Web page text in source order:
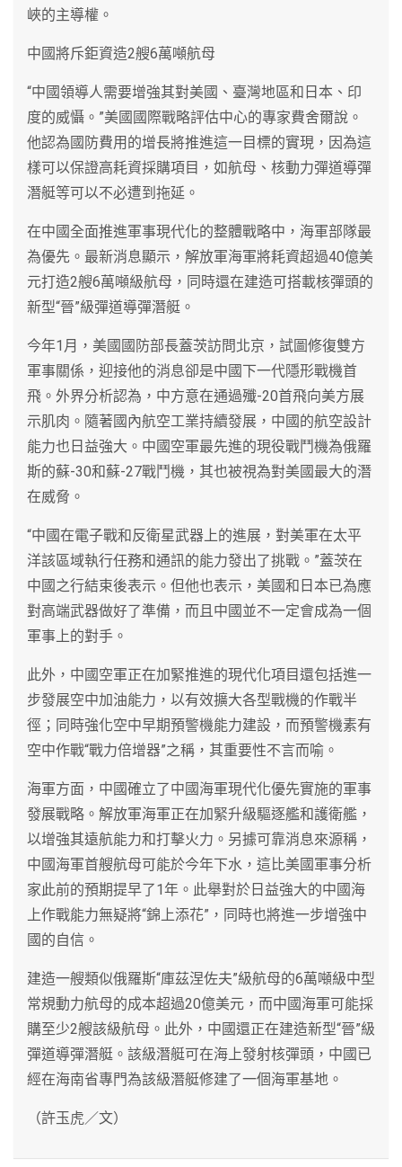
峽的主導權。
中國將斥鉅資造2艘6萬噸航母
“中國領導人需要增強其對美國、臺灣地區和日本、印
度的威懾。”美國國際戰略評估中心的專家費舍爾說。
他認為國防費用的增長將推進這一目標的實現，因為這
樣可以保證高耗資採購項目，如航母、核動力彈道導彈
潛艇等可以不必遭到拖延。
在中國全面推進軍事現代化的整體戰略中，海軍部隊最
為優先。最新消息顯示，解放軍海軍將耗資超過40億美
元打造2艘6萬噸級航母，同時還在建造可搭載核彈頭的
新型“晉”級彈道導彈潛艇。
今年1月，美國國防部長蓋茨訪問北京，試圖修復雙方
軍事關係，迎接他的消息卻是中國下一代隱形戰機首
飛。外界分析認為，中方意在通過殲-20首飛向美方展
示肌肉。隨著國內航空工業持續發展，中國的航空設計
能力也日益強大。中國空軍最先進的現役戰鬥機為俄羅
斯的蘇-30和蘇-27戰鬥機，其也被視為對美國最大的潛
在威脅。
“中國在電子戰和反衛星武器上的進展，對美軍在太平
洋該區域執行任務和通訊的能力發出了挑戰。”蓋茨在
中國之行結束後表示。但他也表示，美國和日本已為應
對高端武器做好了準備，而且中國並不一定會成為一個
軍事上的對手。
此外，中國空軍正在加緊推進的現代化項目還包括進一
步發展空中加油能力，以有效擴大各型戰機的作戰半
徑；同時強化空中早期預警機能力建設，而預警機素有
空中作戰“戰力倍增器”之稱，其重要性不言而喻。
海軍方面，中國確立了中國海軍現代化優先實施的軍事
發展戰略。解放軍海軍正在加緊升級驅逐艦和護衛艦，
以增強其遠航能力和打擊火力。另據可靠消息來源稱，
中國海軍首艘航母可能於今年下水，這比美國軍事分析
家此前的預期提早了1年。此舉對於日益強大的中國海
上作戰能力無疑將“錦上添花”，同時也將進一步增強中
國的自信。
建造一艘類似俄羅斯“庫茲涅佐夫”級航母的6萬噸級中型
常規動力航母的成本超過20億美元，而中國海軍可能採
購至少2艘該級航母。此外，中國還正在建造新型“晉”級
彈道導彈潛艇。該級潛艇可在海上發射核彈頭，中國已
經在海南省專門為該級潛艇修建了一個海軍基地。
（許玉虎／文）